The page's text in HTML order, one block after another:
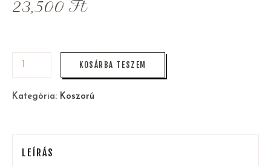
23,500 Ft
KOSÁRBA TESZEM
Kategória: Koszorú
LEÍRÁS